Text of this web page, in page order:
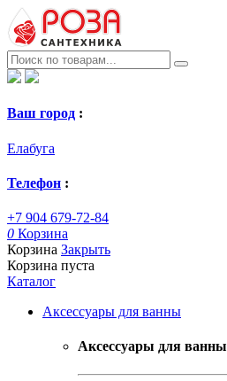
Ваш город :
Елабуга
Телефон :
+7 904 679-72-84
0 Корзина
Корзина Закрыть
Корзина пуста
Каталог
Аксессуары для ванны
Аксессуары для ванны